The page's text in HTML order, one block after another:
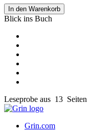
In den Warenkorb
Blick ins Buch
Leseprobe aus 13 Seiten
Grin.com